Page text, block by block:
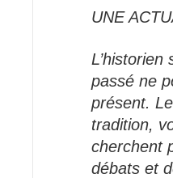
UNE
passé ne
présent.
tradition,
cherchent
débats et